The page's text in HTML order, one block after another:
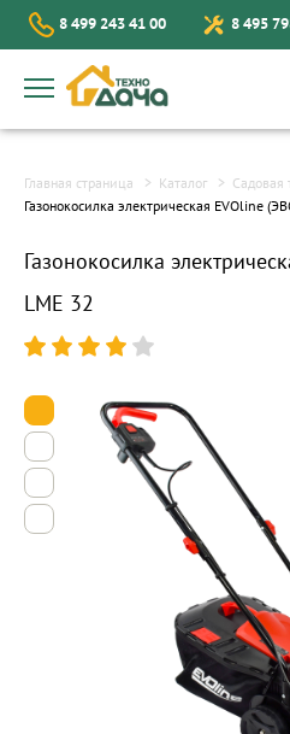
8 499 243 41 00 8 495
Главная страница Каталог Садовая
Газонокосилка электрическая EVOline
Газонокосилка
LME 32